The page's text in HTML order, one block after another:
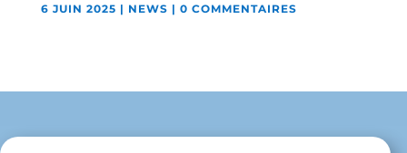
6 JUIN 2025 | NEWS | 0 COMMENTAIRES